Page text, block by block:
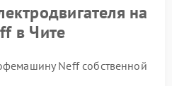
на
в Чите
Neff собственной